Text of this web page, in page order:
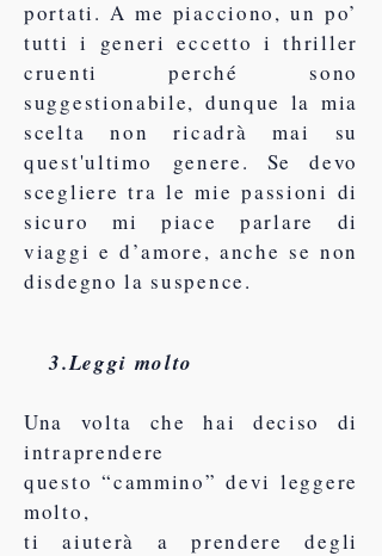
portati. A me piacciono, un po’
tutti i generi eccetto i thriller
cruenti perché sono
suggestionabile, dunque la mia
scelta non ricadrà mai su
quest'ultimo genere. Se devo
scegliere tra le mie passioni di
sicuro mi piace parlare di
viaggi e d’amore, anche se non
disdegno la suspence.
3.Leggi molto
Una volta che hai deciso di
intraprendere
questo “cammino” devi leggere
molto,
ti aiuterà a prendere degli